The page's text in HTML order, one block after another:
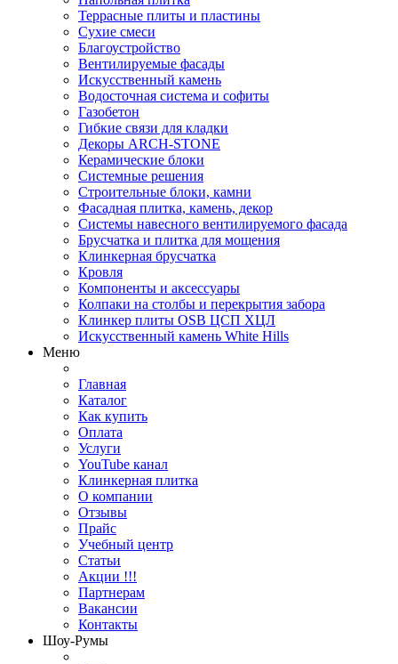
Террасные плиты и пластины
Сухие смеси
Благоустройство
Вентилируемые фасады
Искусственный камень
Водосточная система и софиты
Газобетон
Гибкие связи для кладки
Декоры ARCH-STONE
Керамические блоки
Системные решения
Строительные блоки, камни
Фасадная плитка, камень, декор
Системы навесного вентилируемого фасада
Брусчатка и плитка для мощения
Клинкерная брусчатка
Кровля
Компоненты и аксессуары
Колпаки на столбы и перекрытия забора
Клинкер плиты OSB ЦСП ХЦЛ
Искусственный камень White Hills
Меню
Главная
Каталог
Как купить
Оплата
Услуги
YouTube канал
Клинкерная плитка
О компании
Отзывы
Прайс
Учебный центр
Статьи
Акции !!!
Партнерам
Вакансии
Контакты
Шоу-Румы